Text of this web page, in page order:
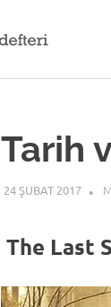
|
Tarih
24 ŞUBAT 2017
The Last